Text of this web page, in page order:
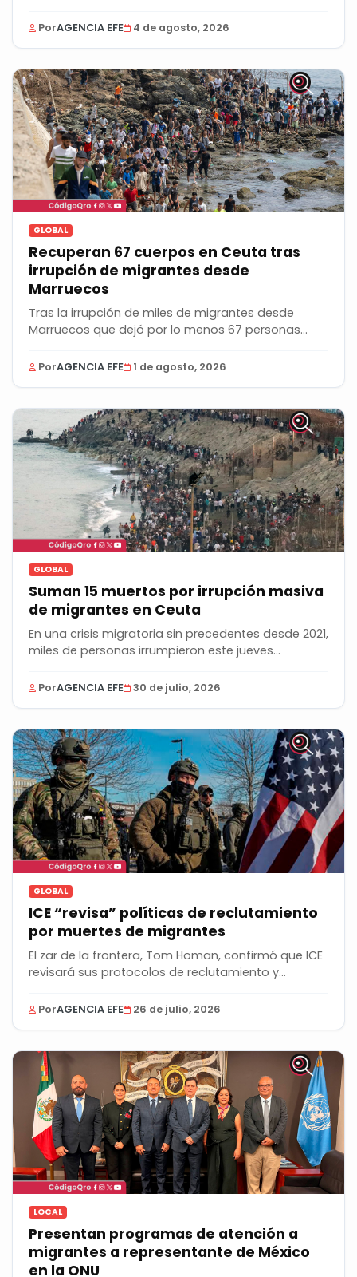
PorAGENCIA EFE 4 de agosto, 2026
GLOBAL
Recuperan 67 cuerpos en Ceuta tras
irrupción de migrantes desde
Marruecos
Tras la irrupción de miles de migrantes desde
Marruecos que dejó por lo menos 67 personas
PorAGENCIA EFE 1 de agosto, 2026
GLOBAL
Suman 15 muertos por irrupción masiva
de migrantes en Ceuta
En una crisis migratoria sin precedentes desde 2021,
miles de personas irrumpieron este jueves...
PorAGENCIA EFE 30 de julio, 2026
GLOBAL
ICE “revisa” políticas de reclutamiento
por muertes de migrantes
El zar de la frontera, Tom Homan, confirmó que ICE
revisará sus protocolos de reclutamiento y...
PorAGENCIA EFE 26 de julio, 2026
LOCAL
Presentan programas de atención a
migrantes a representante de México
en la ONU